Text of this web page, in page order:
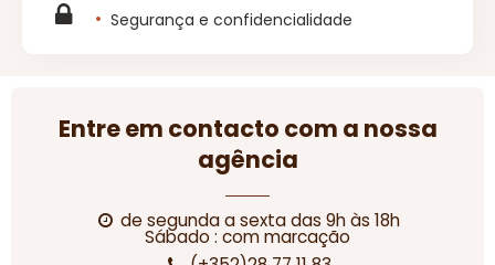
Segurança e confidencialidade
Entre em contacto com a nossa
agência
de segunda a sexta das 9h às 18h
Sábado : com marcação